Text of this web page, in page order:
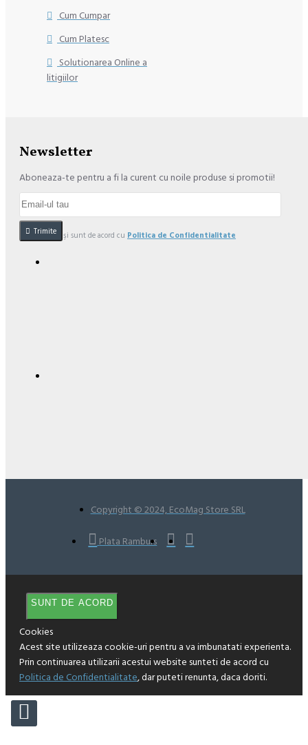
Cum Cumpar
Cum Platesc
Solutionarea Online a
litigiilor
Newsletter
Aboneaza-te pentru a fi la curent cu noile produse si promotii!
Trimite
Am citit şi sunt de acord cu Politica de Confidentialitate
Copyright © 2024, EcoMag Store SRL
Plata Ramburs
SUNT DE ACORD
Cookies
Acest site utilizeaza cookie-uri pentru a va imbunatati experienta.
Prin continuarea utilizarii acestui website sunteti de acord cu
Politica de Confidentialitate, dar puteti renunta, daca doriti.